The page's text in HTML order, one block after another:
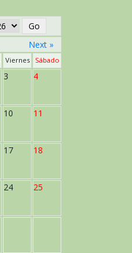
Next »
Viernes Sábado
3 4
10 11
17 18
24 25